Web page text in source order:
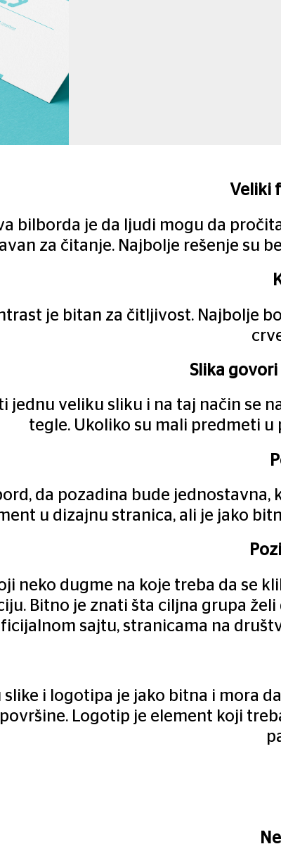
Veliki
bilborda je da ljudi mogu da
za čitanje. Najbolje rešenje su
je bitan za čitljivost. Najbolje
Slika
jednu veliku sliku i na taj način se
tegle. Ukoliko su mali predmeti
da pozadina bude
u dizajnu stranica, ali je jako
neko dugme na koje treba da se
Bitno je znati šta ciljna grupa
sajtu, stranicama na
slike i logotipa je jako bitna i mora
Logotip je element koji